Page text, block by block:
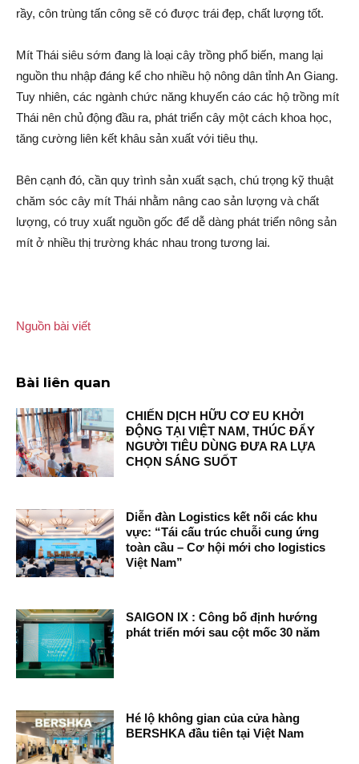
rầy, côn trùng tấ‌n côn‌g sẽ có được trái đẹp, chất lượng tốt.
Mít Thái siêu sớm đang là loại cây trồng phổ biến, mang lại
nguồn thu nhập đáng kể cho nhiều hộ nông dân tỉnh An Giang.
Tuy nhiên, các ngành chức năng khuyến cáo các hộ trồng mít
Thái nên chủ động đầu ra, phát triển cây một cách khoa học,
tăng cường liên kết khâu sản xuấ‌t với tiêu thụ.
Bên cạnh đó, cần quy trình sản xuấ‌t sạch, chú trọng kỹ thuật
chăm sóc cây mít Thái nhằm nâng cao sản lượng và chất
lượng, có truy xuấ‌t nguồn gốc để dễ dàng phát triển nông sản
mít ở nhiều thị trường khác nhau trong tương lai.
Nguồn bài viết
Bài liên quan
CHIẾN DỊCH HỮU CƠ EU KHỞI
ĐỘNG TẠI VIỆT NAM, THÚC ĐẨY
NGƯỜI TIÊU DÙNG ĐƯA RA LỰA
CHỌN SÁNG SUỐT
Diễn đàn Logistics kết nối các khu
vực: “Tái cấu trúc chuỗi cung ứng
toàn cầu – Cơ hội mới cho logistics
Việt Nam”
SAIGON IX : Công bố định hướng
phát triển mới sau cột mốc 30 năm
Hé lộ không gian của cửa hàng
BERSHKA đầu tiên tại Việt Nam